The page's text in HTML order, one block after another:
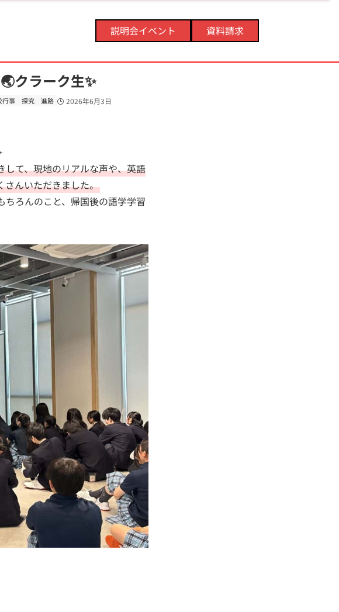
説明会イベント 資料請求
クラーク生✨
行事 探究 進路 2026年6月3日
して、現地のリアルな声や、英語
さんいただきました。
ろんのこと、帰国後の語学学習